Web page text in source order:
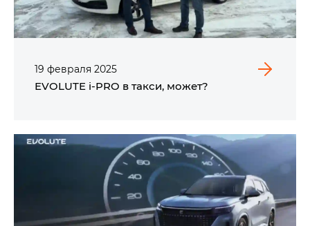
19 февраля 2025
EVOLUTE i‑PRO в такси, может?